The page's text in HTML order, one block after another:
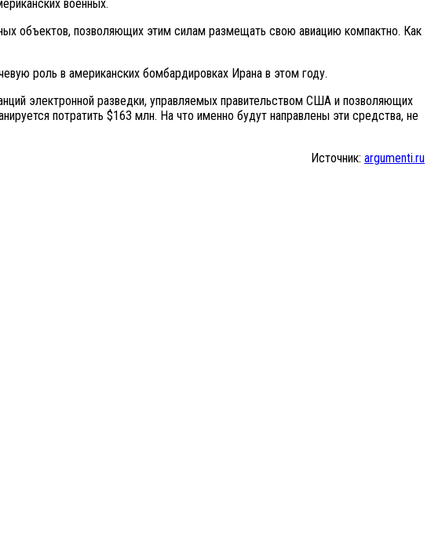
военных.
объектов, позволяющих этим силам размещать свою авиацию компактно. Как
роль в американских бомбардировках Ирана в этом году.
электронной разведки, управляемых правительством США и позволяющих
потратить $163 млн. На что именно будут направлены эти средства, не
Источник: argumenti.ru